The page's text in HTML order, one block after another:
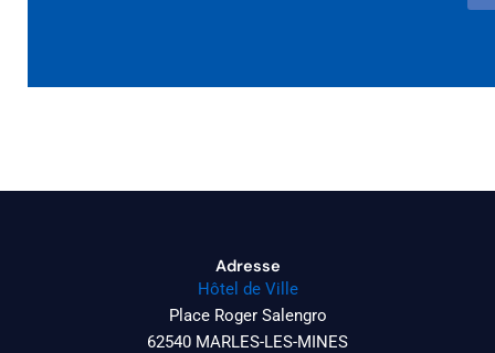
Adresse
Hôtel de Ville
Place Roger Salengro
62540 MARLES-LES-MINES